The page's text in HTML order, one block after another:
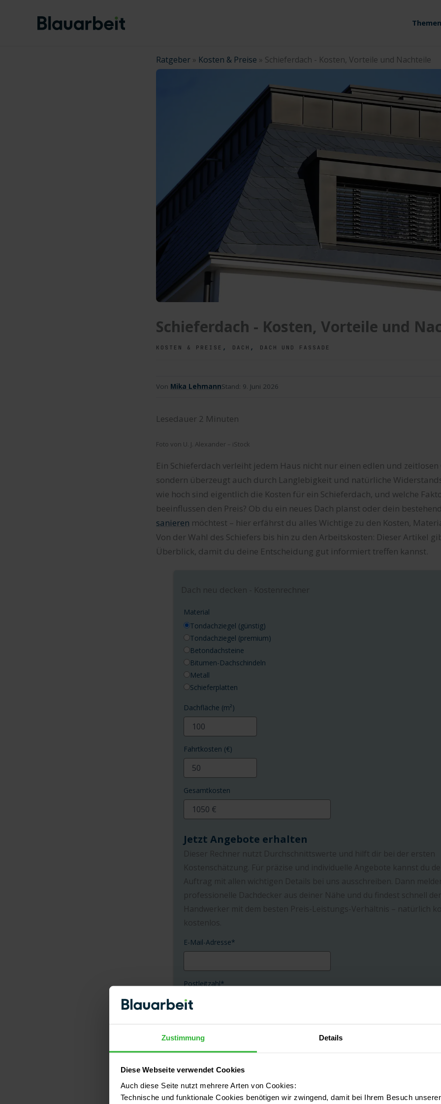
Zustimmung Details
Diese Webseite verwendet Cookies
Auch diese Seite nutzt mehrere Arten von Cookies:
Technische und funktionale Cookies benötigen wir zwingend, damit bei Ihrem Besuch
Ratgeber » Kosten & Preise » Schieferdach - Kosten, Vorteile und Nachteile
Schieferdach - Kosten, Vorteile und
KOSTEN & PREISE , DACH , DACH UND FASSADE
Von Mika LehmannStand: 9. Juni 2026
Lesedauer 2 Minuten
Foto von U. J. Alexander – iStock
Ein Schieferdach verleiht jedem Haus nicht nur einen edlen und zeitlosen
sondern überzeugt auch durch Langlebigkeit und natürliche
wie hoch sind eigentlich die Kosten für ein Schieferdach, und welche
beeinflussen den Preis? Ob du ein neues Dach planst oder dein
sanieren möchtest – hier erfährst du alles Wichtige zu den Kosten,
Von der Wahl des Schiefers bis hin zu den Arbeitskosten: Dieser Artikel
Überblick, damit du deine Entscheidung gut informiert treffen kannst.
Dach neu decken - Kostenrechner
Material
Tondachziegel (günstig)
Tondachziegel (premium)
Betondachsteine
Bitumen-Dachschindeln
Metall
Schieferplatten
Dachfläche (m²)
Fahrtkosten (€)
Gesamtkosten
Jetzt Angebote erhalten
Dieser Rechner nutzt Durchschnittswerte und hilft dir bei der ersten
Kostenschätzung. Für präzise und individuelle Angebote kannst du
Auftrag mit allen wichtigen Details bei uns ausschreiben. Dann
professionelle Dachdecker aus deiner Nähe und du findest schnell
Handwerker mit dem besten Preis-Leistungs-Verhältnis – natürlich
kostenlos.
E-Mail-Adresse*
Postleitzahl*
akzeptiert.
Auftrag eingeben